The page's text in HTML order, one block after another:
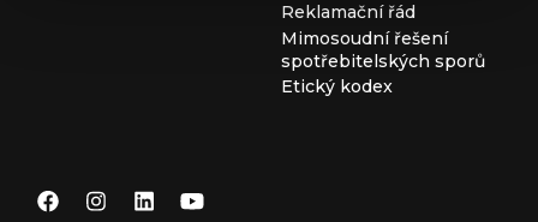
Reklamační řád
Mimosoudní řešení
spotřebitelských sporů
Etický kodex